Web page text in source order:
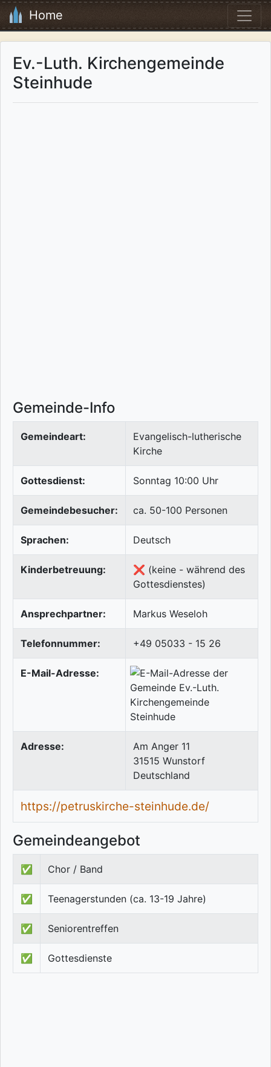
Home
Ev.-Luth. Kirchengemeinde
Steinhude
Gemeinde-Info
Gemeindeart:
Evangelisch-lutherische
Kirche
Gottesdienst: Sonntag 10:00 Uhr
Gemeindebesucher: ca. 50-100 Personen
Sprachen: Deutsch
Kinderbetreuung:
❌ (keine - während des
Gottesdienstes)
Ansprechpartner: Markus Weseloh
Telefonnummer: +49 05033 - 15 26
E-Mail-Adresse:
Adresse:
Am Anger 11
31515 Wunstorf
Deutschland
https://petruskirche-steinhude.de/
Gemeindeangebot
✅ Chor / Band
✅ Teenagerstunden (ca. 13-19 Jahre)
✅ Seniorentreffen
✅ Gottesdienste